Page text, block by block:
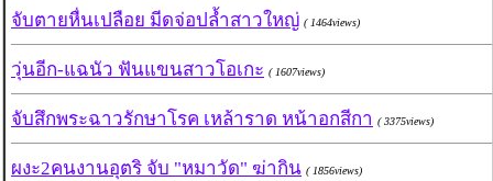
จับตายหื่นเปลือย มีดจ่อปล้ำสาวใหญ่ ( 1464views)
วุ่นอีก-แฉนัว ฟันแขนสาวโอเกะ ( 1607views)
จับสึกพระฉาวรักษาโรค เหล้าราด หน้าอกสีกา ( 3375views)
ผงะ2คนงานอุตริ จับ "หมาวัด" ฆ่ากิน ( 1856views)